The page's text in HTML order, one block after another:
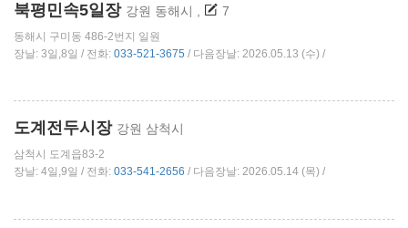
북평민속5일장 강원 동해시 , 7
동해시 구미동 486-2번지 일원
장날: 3일,8일 / 전화: 033-521-3675 / 다음장날: 2026.05.13 (수) /
도계전두시장 강원 삼척시
삼척시 도계읍83-2
장날: 4일,9일 / 전화: 033-541-2656 / 다음장날: 2026.05.14 (목) /